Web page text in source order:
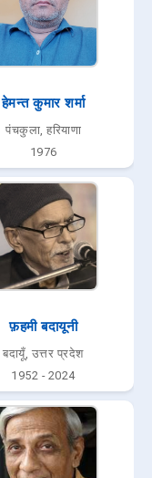
हेमन्त कुमार शर्मा
पंचकुला, हरियाणा
1976
फ़हमी बदायूनी
बदायूँ, उत्तर प्रदेश
1952 - 2024